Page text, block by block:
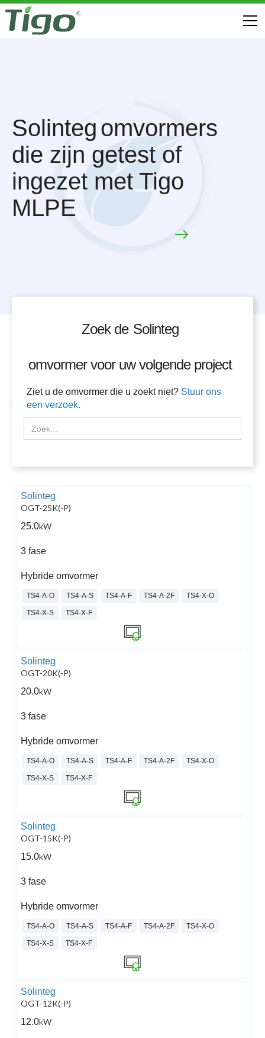
Solinteg omvormers
die zijn getest of
ingezet met Tigo
MLPE
Zoek de Solinteg
omvormer voor uw volgende project
Ziet u de omvormer die u zoekt niet? Stuur ons
een verzoek.
Solinteg
OGT-25K(-P)
25.0kW
3 fase
Hybride omvormer
TS4-A-O TS4-A-S TS4-A-F TS4-A-2F TS4-X-O
TS4-X-S TS4-X-F
Solinteg
OGT-20K(-P)
20.0kW
3 fase
Hybride omvormer
TS4-A-O TS4-A-S TS4-A-F TS4-A-2F TS4-X-O
TS4-X-S TS4-X-F
Solinteg
OGT-15K(-P)
15.0kW
3 fase
Hybride omvormer
TS4-A-O TS4-A-S TS4-A-F TS4-A-2F TS4-X-O
TS4-X-S TS4-X-F
Solinteg
OGT-12K(-P)
12.0kW